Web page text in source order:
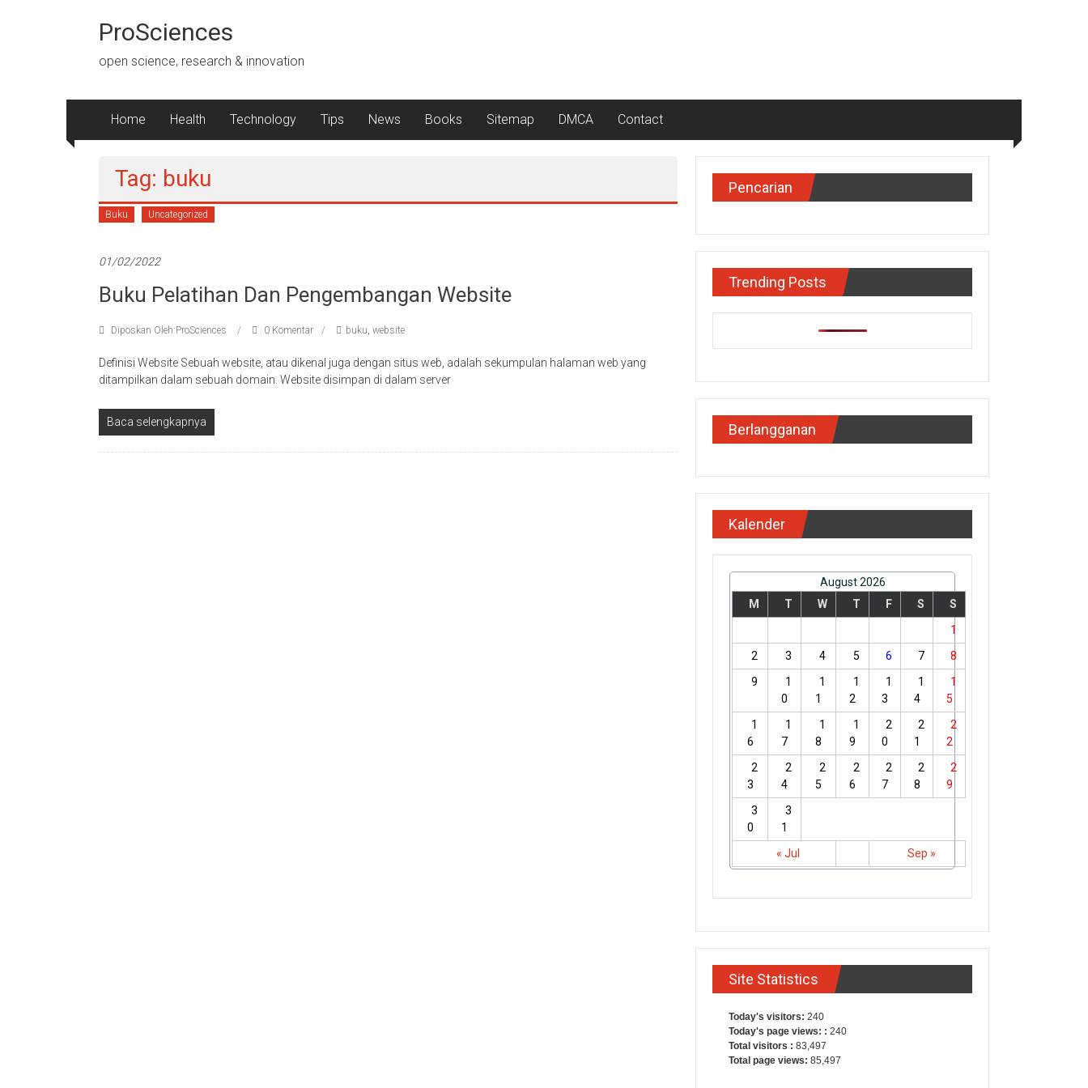
kontenProSciences
open science, research & innovation
Home Health Technology Tips News Books Sitemap DMCA Contact
Tag: buku
Buku Uncategorized
01/02/2022
Buku Pelatihan Dan Pengembangan Website
Diposkan Oleh:ProSciences 0 Komentar buku, website
Definisi Website Sebuah website, atau dikenal juga dengan situs web, adalah sekumpulan halaman web yang
ditampilkan dalam sebuah domain. Website disimpan di dalam server
Baca selengkapnya
Pencarian
Trending Posts
Berlangganan
Kalender
August 2026
M
T W T F S S
« Jul Sep »
1
2
3 4 5 6 7
8
9
1
0
1
1
1
2
1
3
1
4
1
5
1
6
1
7
1
8
1
9
2
0
2
1
2
2
2
3
2
4
2
5
2
6
2
7
2
8
2
9
3
0
3
1
Site Statistics
Today's visitors: 240
Today's page views: : 240
Total visitors : 83,497
Total page views: 85,497